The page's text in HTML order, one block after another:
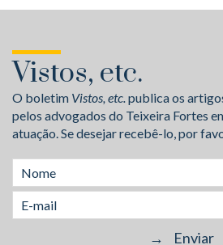
Vistos, etc.
O boletim Vistos, etc.publica os
pelos advogados do Teixeira Fortes
atuação. Se desejar recebê-lo, por